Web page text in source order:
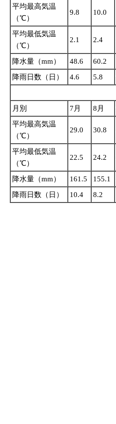
平均最高気温
（℃）
9.8 10.0
平均最低気温
（℃）
2.1 2.4
降水量（mm） 48.6 60.2
降雨日数（日）
4.6 5.8
月別 7月 8月
平均最高気温
（℃）
29.0 30.8
平均最低気温
（℃）
22.5 24.2
降水量（mm） 161.5 155.1
降雨日数（日）
10.4 8.2